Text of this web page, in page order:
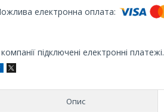
підключені електронні
Опис